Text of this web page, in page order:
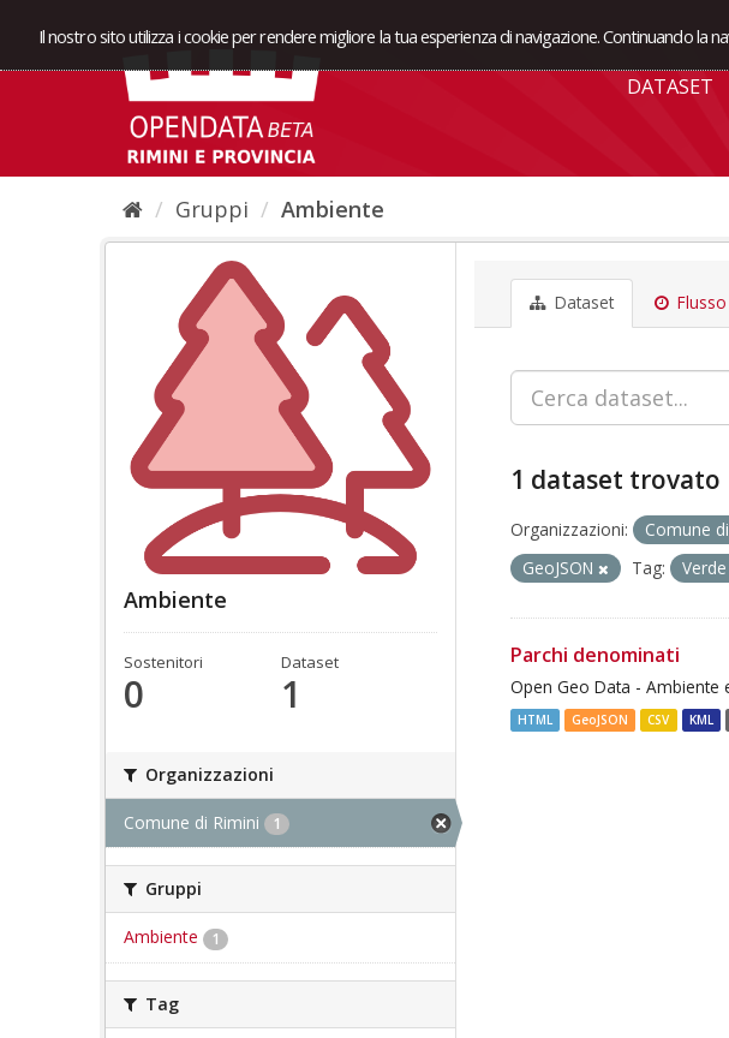
Il nostro sito utilizza i cookie per rendere migliore la tua esperienza di navigazione. Continuando la
DATASET
Gruppi Ambiente
Ambiente
Sostenitori
0
Dataset
1
Organizzazioni
Comune di Rimini 1
Gruppi
Ambiente 1
Tag
Dataset
1 dataset trovato
Organizzazioni: Comune
GeoJSON
Tag: Verde
Parchi denominati
Open Geo Data - Ambiente
HTML GeoJSON CSV KML